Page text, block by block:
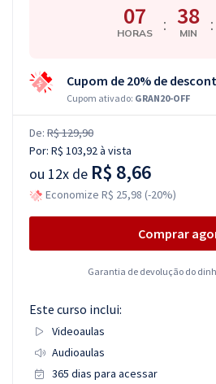
07
HORAS : 38
MIN :
Cupom de 20% de
Cupom ativado: GRAN20-OFF
De: R$ 129,90
Por: R$ 103,92à vista
ou 12x de R$ 8,66
Economize R$ 25,98 (-20%)
Comprar
Garantia de devolução do
Este curso inclui:
Videoaulas
Audioaulas
365 dias para acessar